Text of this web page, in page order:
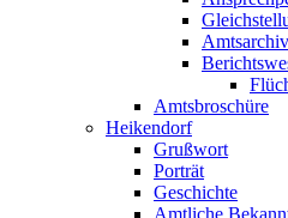
Amtsarchiv
Amtsbroschüre
Heikendorf
Grußwort
Porträt
Geschichte
Amtliche